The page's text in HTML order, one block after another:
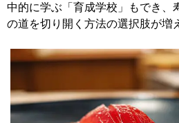
中的に学ぶ「育成学校」もでき、
の道を切り開く方法の選択肢が増